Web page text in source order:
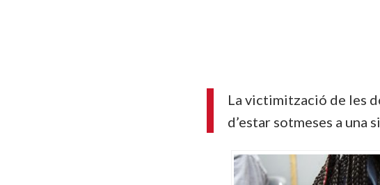
La victimització de les
d’estar sotmeses a una